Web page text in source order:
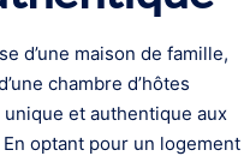
d’une maison de famille,
chambre d’hôtes
et authentique aux
optant pour un logement